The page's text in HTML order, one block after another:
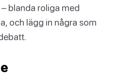
blanda roliga med
och lägg in några som